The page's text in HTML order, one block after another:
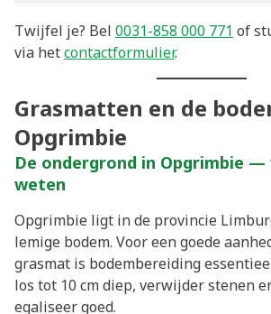
Twijfel je? Bel 0031-858 000 771 of
via hetcontactformulier.
Grasmatten en de
Opgrimbie
De ondergrond in Opgrimbie
weten
Opgrimbie ligt in de provincie
lemige bodem. Voor een goede
grasmat is bodembereiding
los tot 10 cm diep, verwijder stenen
egaliseer goed.